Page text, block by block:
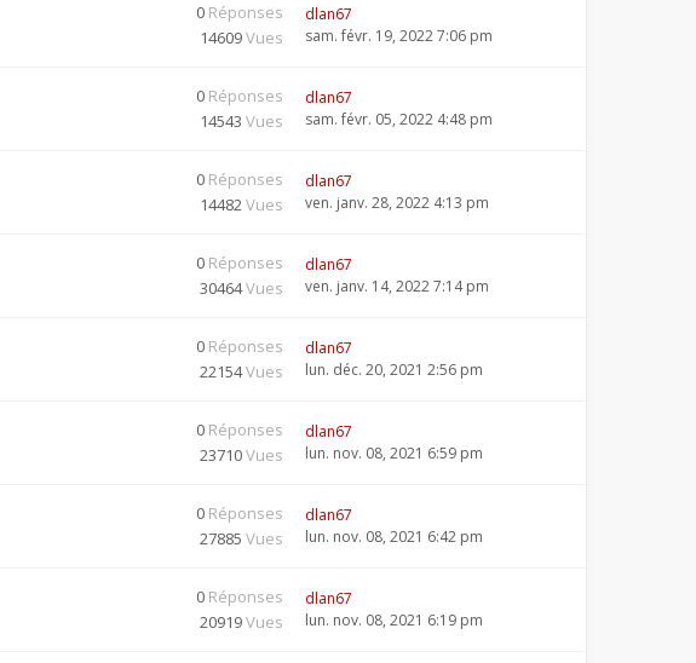
0 Réponses
14609Vues
dlan67
sam. févr. 19, 2022 7:06 pm
0 Réponses
14543 Vues
dlan67
sam. févr. 05, 2022 4:48 pm
0 Réponses
14482Vues
dlan67
ven. janv. 28, 2022 4:13 pm
0 Réponses
30464Vues
dlan67
ven. janv. 14, 2022 7:14 pm
0 Réponses
22154Vues
dlan67
lun. déc. 20, 2021 2:56 pm
0 Réponses
23710Vues
dlan67
lun. nov. 08, 2021 6:59 pm
0 Réponses
27885 Vues
dlan67
lun. nov. 08, 2021 6:42 pm
0 Réponses
20919Vues
dlan67
lun. nov. 08, 2021 6:19 pm